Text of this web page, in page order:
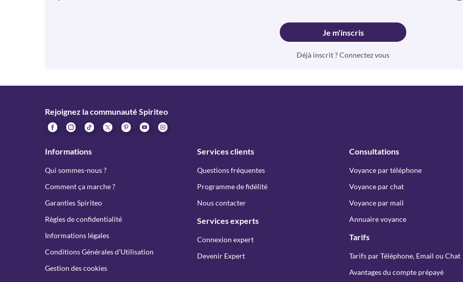
Je m'inscris
Déjà inscrit ? Connectez vous
Rejoignez la communauté Spiriteo
Informations
Qui sommes-nous ?
Comment ça marche ?
Garanties Spiriteo
Règles de confidentialité
Informations légales
Conditions Générales d'Utilisation
Gestion des cookies
Services clients
Questions fréquentes
Programme de fidélité
Nous contacter
Services experts
Connexion expert
Devenir Expert
Consultations
Voyance par téléphone
Voyance par chat
Voyance par mail
Annuaire voyance
Tarifs
Tarifs par Téléphone, Email ou Chat
Avantages du compte prépayé